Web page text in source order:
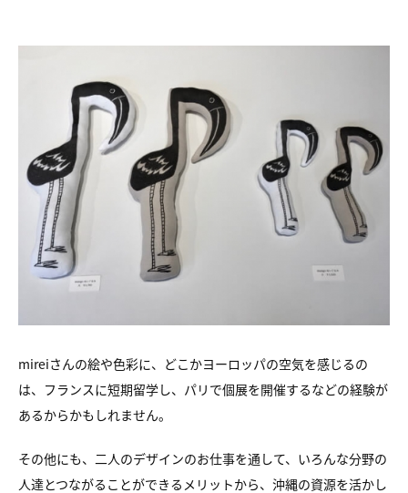
mireiさんの絵や色彩に、どこかヨーロッパの空気を感じるの
は、フランスに短期留学し、パリで個展を開催するなどの経験が
あるからかもしれません。
その他にも、二人のデザインのお仕事を通して、いろんな分野の
人達とつながることができるメリットから、沖縄の資源を活かし